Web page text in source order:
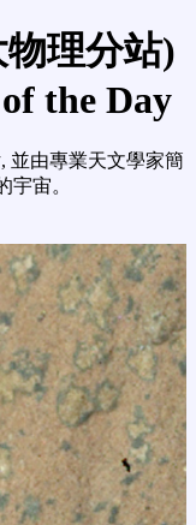
理分站)
the Day
並由專業天文學家簡
宇宙。